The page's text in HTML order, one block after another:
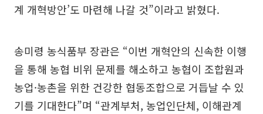
계 개혁방안’도 마련해 나갈 것”이라고 밝혔다.
송미령 농식품부 장관은 “이번 개혁안의 신속한 이행
을 통해 농협 비위 문제를 해소하고 농협이 조합원과
농업·농촌을 위한 건강한 협동조합으로 거듭날 수 있
기를 기대한다”며 “관계부처, 농업인단체, 이해관계